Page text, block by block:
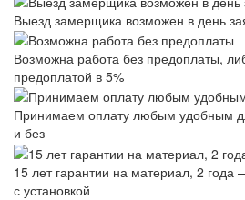
Выезд замерщика возможен в день
Возможна работа без предоплаты,
предоплатой в 5%
Принимаем оплату любым удобным
и без
15 лет гарантии на материал, 2
с установкой